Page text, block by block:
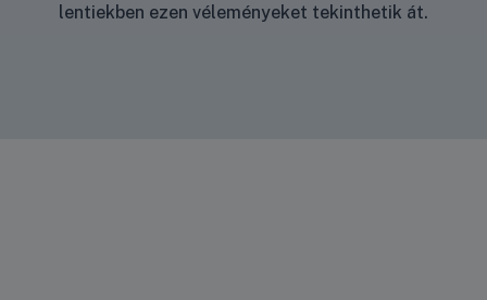
lentiekben ezen véleményeket tekinthetik át.